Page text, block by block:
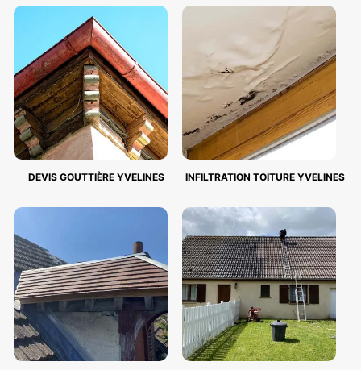
DEVIS GOUTTIÈRE YVELINES INFILTRATION TOITURE YVELINES